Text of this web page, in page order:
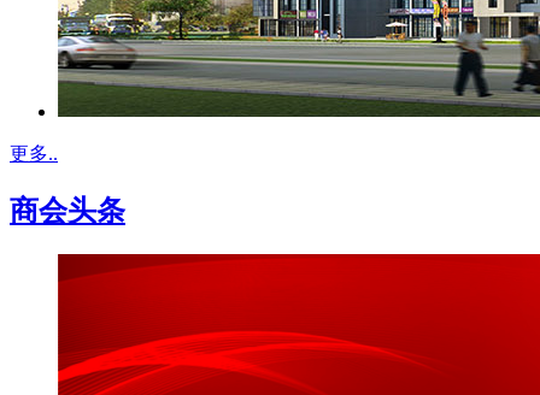
更多..
商会头条